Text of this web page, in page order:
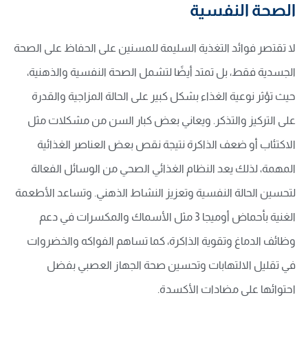
الصحة النفسية
لا تقتصر فوائد التغذية السليمة للمسنين على الحفاظ على الصحة
الجسدية فقط، بل تمتد أيضًا لتشمل الصحة النفسية والذهنية،
حيث تؤثر نوعية الغذاء بشكل كبير على الحالة المزاجية والقدرة
على التركيز والتذكر. ويعاني بعض كبار السن من مشكلات مثل
الاكتئاب أو ضعف الذاكرة نتيجة نقص بعض العناصر الغذائية
المهمة، لذلك يعد النظام الغذائي الصحي من الوسائل الفعالة
لتحسين الحالة النفسية وتعزيز النشاط الذهني. وتساعد الأطعمة
الغنية بأحماض أوميجا 3 مثل الأسماك والمكسرات في دعم
وظائف الدماغ وتقوية الذاكرة، كما تساهم الفواكه والخضروات
في تقليل الالتهابات وتحسين صحة الجهاز العصبي بفضل
احتوائها على مضادات الأكسدة.